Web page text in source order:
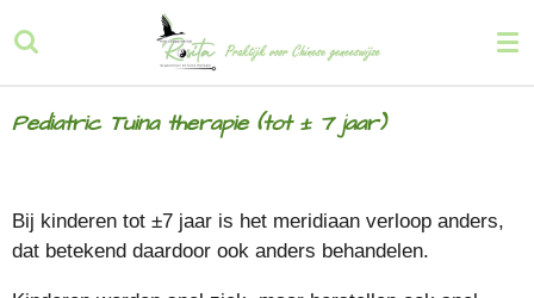
Ga
direct
de
Pediatric Tuina therapie (tot ± 7 jaar)
Bij kinderen tot ±7 jaar is het meridiaan verloop anders,
dat betekend daardoor ook anders behandelen.